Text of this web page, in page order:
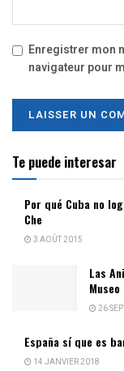
Enregistrer mon
navigateur pour
Te puede interesar
Por qué Cuba no
Che
3 AOÛT 2015
Las
26
España sí que es
14 JANVIER 2018